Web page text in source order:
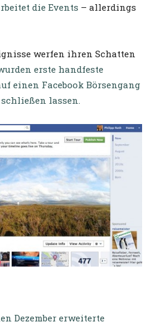
die Events – allerdings
werfen ihren Schatten
erste handfeste
einen Facebook Börsengang
lassen.
Dezember erweiterte